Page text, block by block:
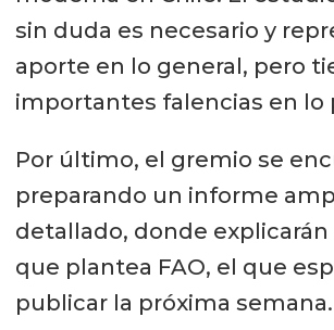
sin duda es necesario y
aporte en lo general, pero
importantes falencias en lo
Por último, el gremio se
preparando un informe
detallado, donde
que plantea FAO, el que
publicar la próxima semana.